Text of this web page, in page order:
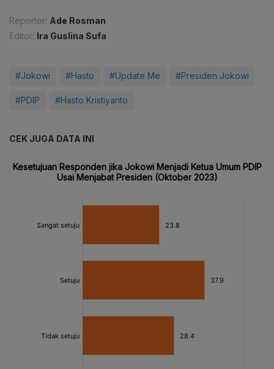
Reporter: Ade Rosman
Editor: Ira Guslina Sufa
#Jokowi #Hasto #Update Me #Presiden Jokowi
#PDIP #Hasto Kristiyanto
CEK JUGA DATA INI